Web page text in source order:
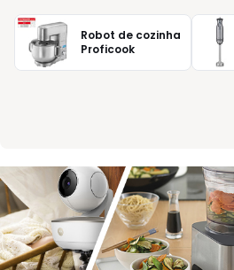
Robot de cozinha
Proficook